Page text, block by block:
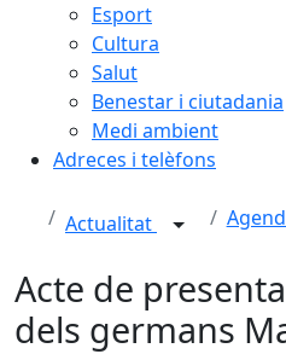
Esport
Cultura
Salut
Benestar i ciutadania
Medi ambient
Adreces i telèfons
Actualitat
Acte de
dels germans